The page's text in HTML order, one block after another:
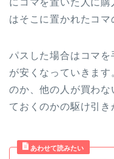
にコマを置いた人に
はそこに置かれたコマ
パスした場合はコマ
が安くなっていきます
のか、他の人が買わ
ておくのかの駆け引き